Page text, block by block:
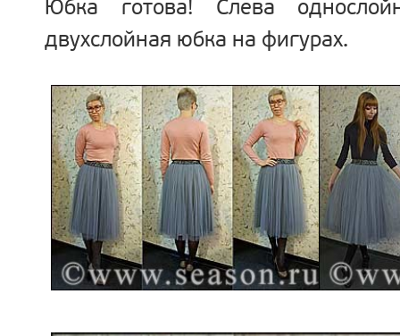
Юбка готова! Слева
двухслойная юбка на фигурах.